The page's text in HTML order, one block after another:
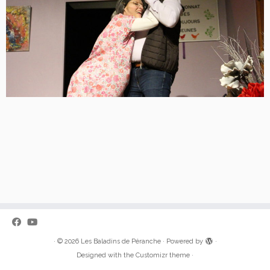
· © 2026 Les Baladins de Péranche· Powered by
·
Designed with the Customizr theme ·